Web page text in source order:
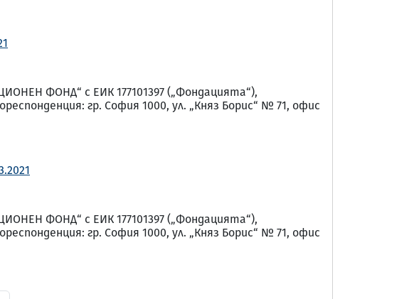
ФОНД“ с ЕИК 177101397 („Фондацията“),
гр. София 1000, ул. „Княз Борис“ № 71, офис
ФОНД“ с ЕИК 177101397 („Фондацията“),
гр. София 1000, ул. „Княз Борис“ № 71, офис